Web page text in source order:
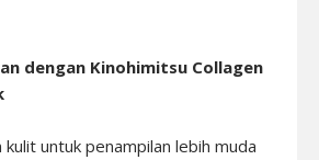
dengan Kinohimitsu Collagen
kulit untuk penampilan lebih muda